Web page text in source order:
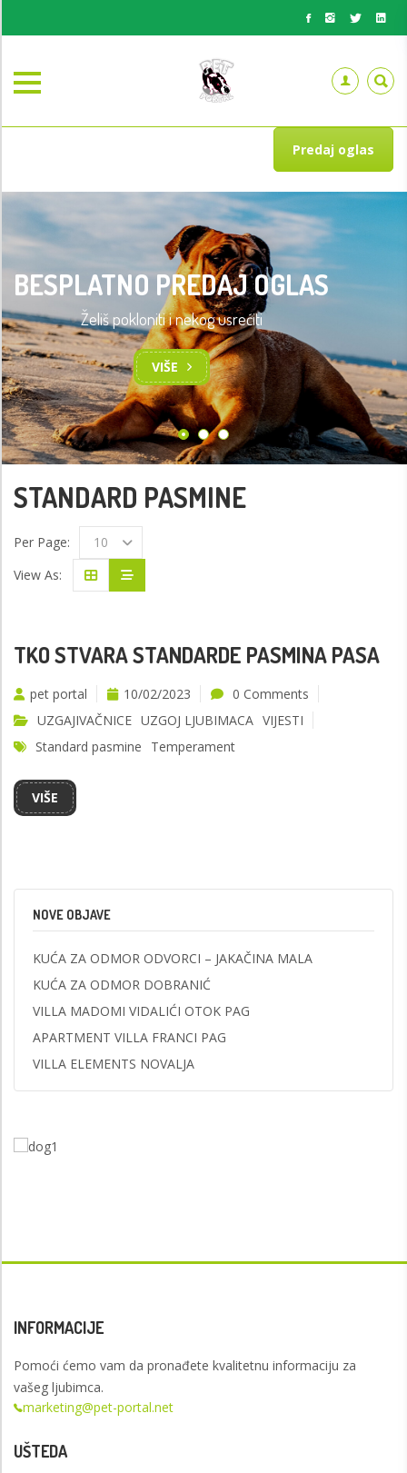
Predaj oglas
BESPLATNO PREDAJ OGLAS
Želiš pokloniti i nekog usrećiti
VIŠE
STANDARD PASMINE
Per Page:
10
View As:
TKO STVARA STANDARDE PASMINA PASA
pet portal 10/02/2023
0 Comments
UZGAJIVAČNICE UZGOJ LJUBIMACA VIJESTI
Standard pasmine
Temperament
VIŠE
NOVE OBJAVE
KUĆA ZA ODMOR ODVORCI – JAKAČINA MALA
KUĆA ZA ODMOR DOBRANIĆ
VILLA MADOMI VIDALIĆI OTOK PAG
APARTMENT VILLA FRANCI PAG
VILLA ELEMENTS NOVALJA
INFORMACIJE
Pomoći ćemo vam da pronađete kvalitetnu informaciju za
vašeg ljubimca.
marketing@pet-portal.net
UŠTEDA